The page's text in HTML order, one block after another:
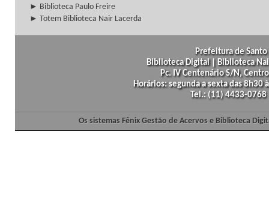
► Biblioteca Paulo Freire
► Totem Biblioteca Nair Lacerda
Prefeitura de
Biblioteca Digital | Biblioteca
Pc. IV Centenário S/N,
Horários: segunda a sexta das
Tel.: (11) 4433-
Os sistemas Fênix Gestão de Acervos e Biblioteca